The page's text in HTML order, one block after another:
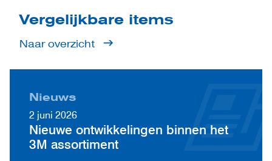
Vergelijkbare items
Naar overzicht
Nieuws
2 juni 2026
Nieuwe ontwikkelingen binnen het
3M assortiment